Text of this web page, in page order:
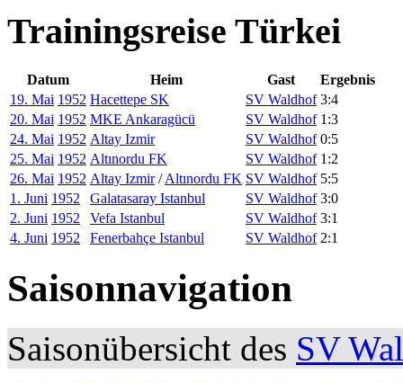
Trainingsreise Türkei
Datum Heim Gast
Ergebnis
19. Mai 1952 Hacettepe SK SV Waldhof 3:4
20. Mai 1952 MKE Ankaragücü SV Waldhof 1:3
24. Mai 1952 Altay Izmir SV Waldhof 0:5
25. Mai 1952 Altınordu FK SV Waldhof 1:2
26. Mai 1952 Altay Izmir/Altınordu FK SV Waldhof 5:5
1. Juni 1952 Galatasaray Istanbul SV Waldhof 3:0
2. Juni 1952 Vefa Istanbul SV Waldhof 3:1
4. Juni 1952 Fenerbahçe Istanbul SV Waldhof 2:1
Saisonnavigation
Saisonübersicht des SV